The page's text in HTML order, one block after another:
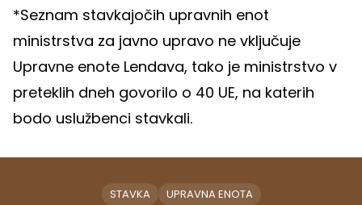
*Seznam stavkajočih upravnih enot
ministrstva za javno upravo ne vključuje
Upravne enote Lendava, tako je ministrstvo v
preteklih dneh govorilo o 40 UE, na katerih
bodo uslužbenci stavkali.
STAVKA UPRAVNA ENOTA